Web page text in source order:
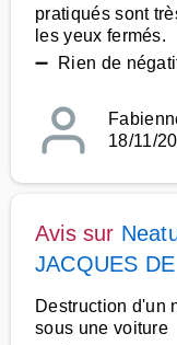
pratiqués sont
les yeux fermés.
➖ Rien de
18/11/
Avis sur
JACQUES
Destruction d'un
sous une voiture